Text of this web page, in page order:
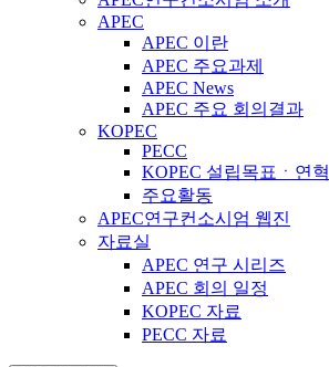
APEC
APEC 이란
APEC 주요과제
APEC News
APEC 주요 회의결과
KOPEC
PECC
KOPEC 설립목표ㆍ연혁
주요활동
APEC연구컨소시엄 웹진
자료실
APEC 연구 시리즈
APEC 회의 일정
KOPEC 자료
PECC 자료